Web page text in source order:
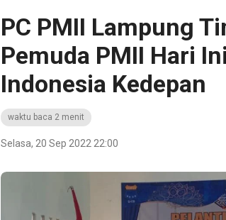
PC PMII Lampung
Pemuda PMII Hari
Indonesia Kedepan
waktu baca 2 menit
Selasa, 20 Sep 2022 22:00